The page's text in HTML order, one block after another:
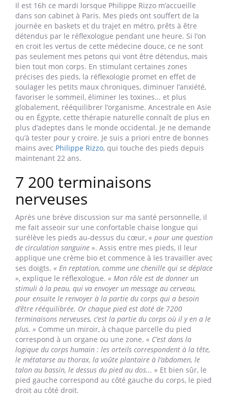
Il est 16h ce mardi lorsque Philippe Rizzo m’accueille
dans son cabinet à Paris. Mes pieds ont souffert de la
journée en baskets et du trajet en métro, prêts à être
détendus par le réflexologue pendant une heure. Si l’on
en croit les vertus de cette médecine douce, ce ne sont
pas seulement mes petons qui vont être détendus, mais
bien tout mon corps. En stimulant certaines zones
précises des pieds, la réflexologie promet en effet de
soulager les petits maux chroniques, diminuer l’anxiété,
favoriser le sommeil, éliminer les toxines... et plus
globalement, rééquilibrer l’organisme. Ancestrale en Asie
ou en Égypte, cette thérapie naturelle connaît de plus en
plus d’adeptes dans le monde occidental. Je ne demande
qu’à tester pour y croire. Je suis a priori entre de bonnes
mains avec Philippe Rizzo, qui touche des pieds depuis
maintenant 22 ans.
7 200 terminaisons
nerveuses
Après une brève discussion sur ma santé personnelle, il
me fait asseoir sur une confortable chaise longue qui
surélève les pieds au-dessus du cœur, « pour une question
de circulation sanguine ». Assis entre mes pieds, il leur
applique une crème bio et commence à les travailler avec
ses doigts. « En reptation, comme une chenille qui se déplace
», explique le réflexologue. « Mon rôle est de donner un
stimuli à la peau, qui va envoyer un message au cerveau,
pour ensuite le renvoyer à la partie du corps qui a besoin
d’être rééquilibrée. Or chaque pied est doté de 7200
terminaisons nerveuses, c’est la partie du corps où il y en a le
plus. » Comme un miroir, à chaque parcelle du pied
correspond à un organe ou une zone. « C’est dans la
logique du corps humain : les orteils correspondent à la tête,
le métatarse au thorax, la voûte plantaire à l’abdomen, le
talon au bassin, le dessus du pied au dos... » Et bien sûr, le
pied gauche correspond au côté gauche du corps, le pied
droit au côté droit.